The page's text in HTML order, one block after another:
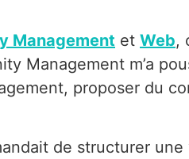
Management et Web,
Management m’a
proposer du
de structurer